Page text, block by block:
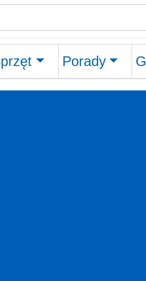
Porady